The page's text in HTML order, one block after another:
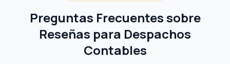
Preguntas Frecuentes sobre
Reseñas para Despachos
Contables